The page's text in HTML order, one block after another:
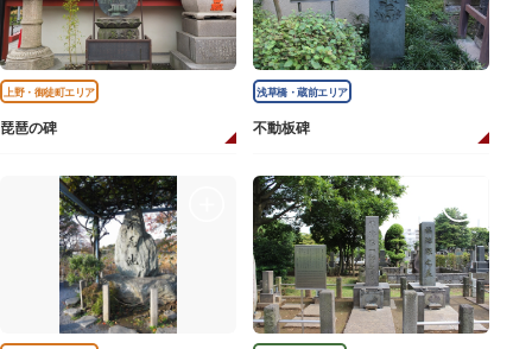
上野・御徒町エリア
琵琶の碑
浅草橋・蔵前エリア
不動板碑